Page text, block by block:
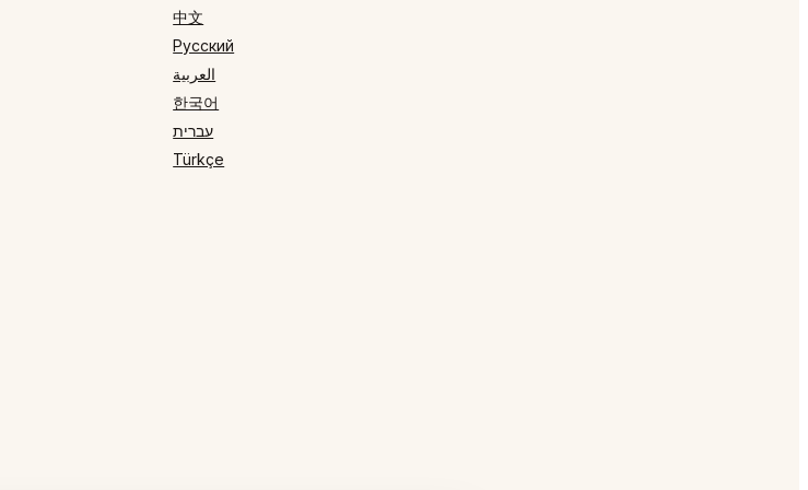
中文
Русский
العربية
한국어
עברית
Türkçe